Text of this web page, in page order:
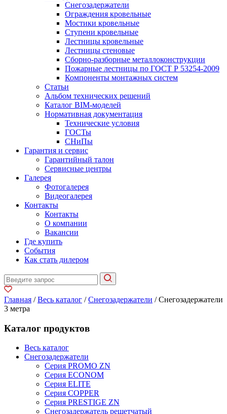
Снегозадержатели
Ограждения кровельные
Мостики кровельные
Ступени кровельные
Лестницы кровельные
Лестницы стеновые
Сборно-разборные металлоконструкции
Пожарные лестницы по ГОСТ Р 53254-2009
Компоненты монтажных систем
Статьи
Альбом технических решений
Каталог BIM-моделей
Нормативная документация
Технические условия
ГОСТы
СНиПы
Гарантия и сервис
Гарантийный талон
Сервисные центры
Галерея
Фотогалерея
Видеогалерея
Контакты
Контакты
О компании
Вакансии
Где купить
События
Как стать дилером
Главная /Весь каталог /Снегозадержатели / Снегозадержатели
3 метра
Каталог продуктов
Весь каталог
Снегозадержатели
Серия PROMO ZN
Серия ECONOM
Серия ELITE
Серия COPPER
Серия PRESTIGE ZN
Снегозадержатель решетчатый